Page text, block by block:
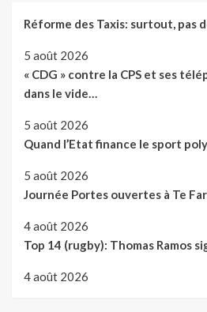
Réforme des Taxis: surtout, pas
5 août 2026
« CDG » contre la CPS et ses
dans le vide…
5 août 2026
Quand l’Etat finance le sport
5 août 2026
Journée Portes ouvertes à Te
4 août 2026
Top 14 (rugby): Thomas Ramos
4 août 2026